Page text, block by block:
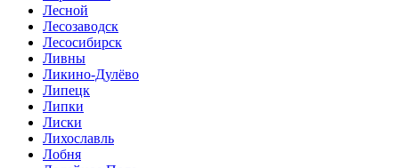
Лесной
Лесозаводск
Лесосибирск
Ливны
Ликино-Дулёво
Липецк
Липки
Лиски
Лихославль
Лобня